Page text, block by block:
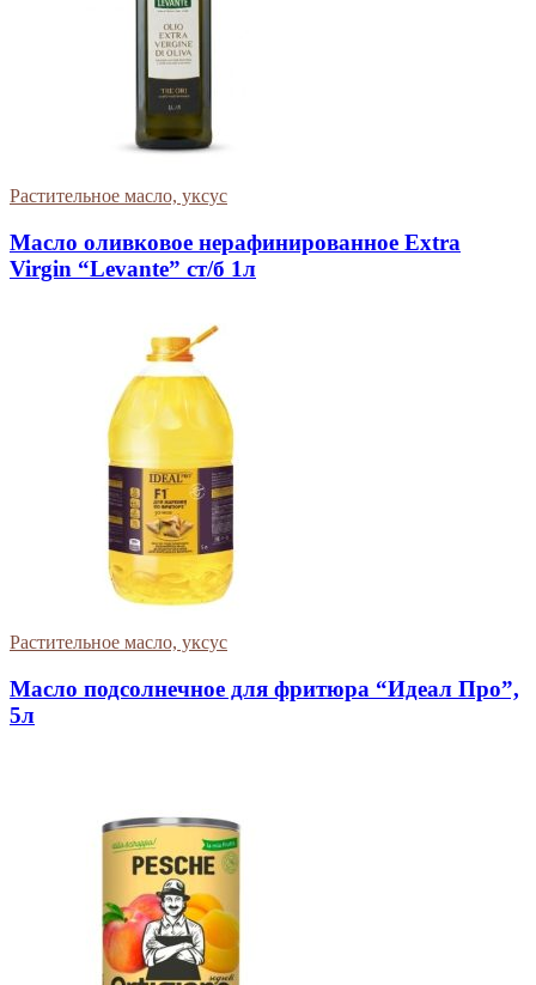
Растительное масло, уксус
Масло оливковое нерафинированное Extra
Virgin “Levante” ст/б 1л
Растительное масло, уксус
Масло подсолнечное для фритюра “Идеал Про”,
5л